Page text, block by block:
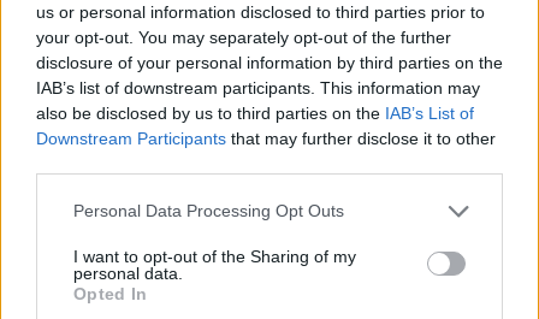
us or personal information disclosed to third parties prior to
your opt-out. You may separately opt-out of the further
disclosure of your personal information by third parties on the
IAB’s list of downstream participants. This information may
also be disclosed by us to third parties on the IAB’s List of
Downstream Participants that may further disclose it to other
Personal Data Processing Opt Outs
I want to opt-out of the Sharing of my
personal data.
Opted In
leggeri aumenti, leggerissimi aumenti fra un
giorno e l'altro, forse un grado, però la
tendenza a risalire c’è, con molta calma”.